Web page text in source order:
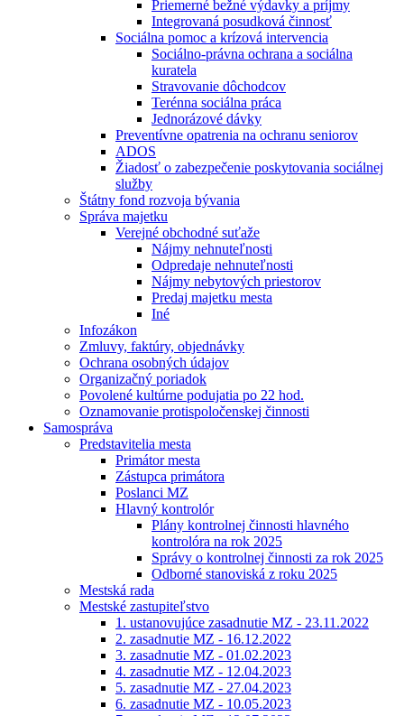
Priemerné bežné výdavky a príjmy
Integrovaná posudková činnosť
Sociálna pomoc a krízová intervencia
Sociálno-právna ochrana a sociálna
kuratela
Stravovanie dôchodcov
Terénna sociálna práca
Jednorázové dávky
Preventívne opatrenia na ochranu seniorov
ADOS
Žiadosť o zabezpečenie poskytovania sociálnej
služby
Štátny fond rozvoja bývania
Správa majetku
Verejné obchodné suťaže
Nájmy nehnuteľnosti
Odpredaje nehnuteľnosti
Nájmy nebytových priestorov
Predaj majetku mesta
Iné
Infozákon
Zmluvy, faktúry, objednávky
Ochrana osobných údajov
Organizačný poriadok
Povolené kultúrne podujatia po 22 hod.
Oznamovanie protispoločenskej činnosti
Samospráva
Predstavitelia mesta
Primátor mesta
Zástupca primátora
Poslanci MZ
Hlavný kontrolór
Plány kontrolnej činnosti hlavného
kontrolóra na rok 2025
Správy o kontrolnej činnosti za rok 2025
Odborné stanoviská z roku 2025
Mestská rada
Mestské zastupiteľstvo
1. ustanovujúce zasadnutie MZ - 23.11.2022
2. zasadnutie MZ - 16.12.2022
3. zasadnutie MZ - 01.02.2023
4. zasadnutie MZ - 12.04.2023
5. zasadnutie MZ - 27.04.2023
6. zasadnutie MZ - 10.05.2023